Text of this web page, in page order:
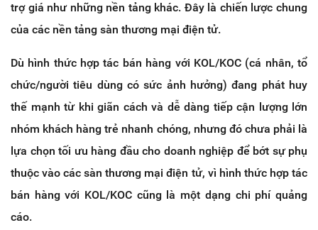
trợ giá như những nền tảng khác. Đây là chiến lược chung
của các nền tảng sàn thương mại điện tử.
Dù hình thức hợp tác bán hàng với KOL/KOC (cá nhân, tổ
chức/người tiêu dùng có sức ảnh hưởng) đang phát huy
thế mạnh từ khi giãn cách và dễ dàng tiếp cận lượng lớn
nhóm khách hàng trẻ nhanh chóng, nhưng đó chưa phải là
lựa chọn tối ưu hàng đầu cho doanh nghiệp để bớt sự phụ
thuộc vào các sàn thương mại điện tử, vì hình thức hợp tác
bán hàng với KOL/KOC cũng là một dạng chi phí quảng
cáo.